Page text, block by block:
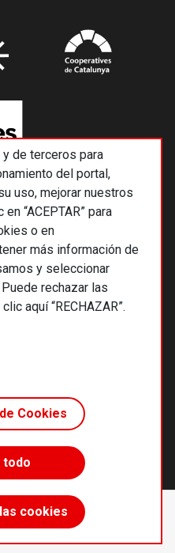
de terceros para
del portal,
uso, mejorar nuestros
“ACEPTAR” para
o en
más información de
y seleccionar
rechazar las
aquí “RECHAZAR”.
Cookies
todo
cookies
Suscríbete
SCCL
de uso
cookies